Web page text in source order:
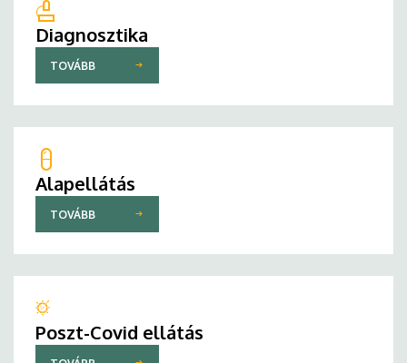
Diagnosztika
TOVÁBB
Alapellátás
TOVÁBB
Poszt-Covid ellátás